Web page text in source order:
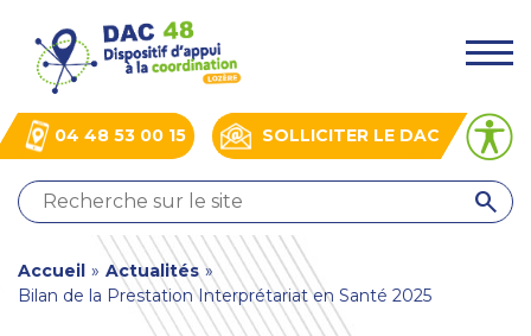
contenu
principal
SOLLICITER LE DAC
04 48 53 00 15
.
QUI
SOMMES-
?
NOS
You
Accueil » Actualités »
Bilan de la Prestation Interprétariat en Santé 2025